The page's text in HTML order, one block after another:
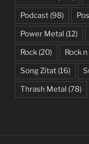
Podcast (98)
Power Metal (12)
Rock (20) Rock n
Song Zitat (16)
Thrash Metal (78)